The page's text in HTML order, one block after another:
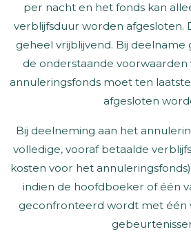
per nacht en het fonds kan
verblijfsduur worden afgesloten.
geheel vrijblijvend. Bij
de onderstaande voorwaarden
annuleringsfonds moet ten
afgesloten
Bij deelneming aan het
volledige, vooraf betaalde
kosten voor het
indien de hoofdboeker of één
geconfronteerd wordt met één